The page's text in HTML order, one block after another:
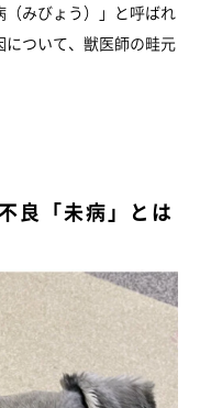
みびょう）」と呼ばれ
ついて、獣医師の畦元
良「未病」とは